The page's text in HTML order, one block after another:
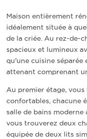
Maison entièrement
idéalement située à
de la criée. Au rez-de-
spacieux et lumineux
qu'une cuisine séparée
attenant comprenant
Au premier étage,
confortables, chacune
salle de bains moderne
vous trouverez deux
équipée de deux lits